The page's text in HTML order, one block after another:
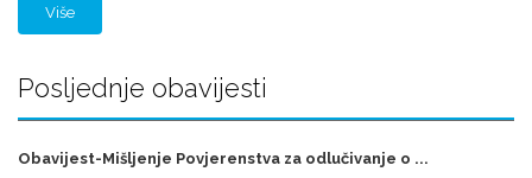
Više
Posljednje obavijesti
Obavijest-Mišljenje Povjerenstva za odlučivanje o ...